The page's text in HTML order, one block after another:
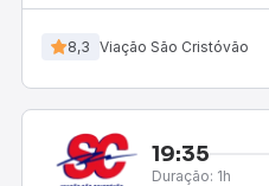
8,3 Viação São Cristóvão
19:35
Duração: 1h